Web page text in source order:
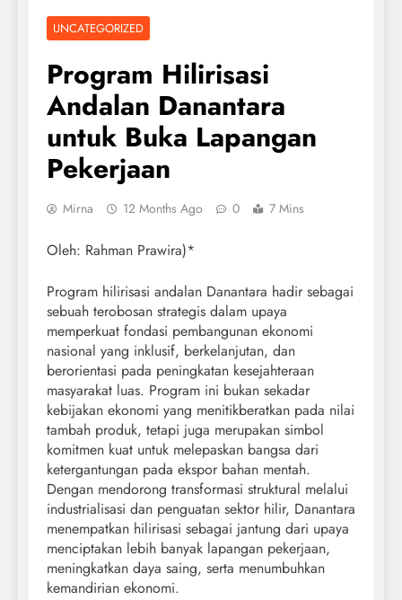
UNCATEGORIZED
Program Hilirisasi
Andalan Danantara
untuk Buka Lapangan
Pekerjaan
Mirna 12 Months Ago 0 7 Mins
Oleh: Rahman Prawira)*
Program hilirisasi andalan Danantara hadir sebagai
sebuah terobosan strategis dalam upaya
memperkuat fondasi pembangunan ekonomi
nasional yang inklusif, berkelanjutan, dan
berorientasi pada peningkatan kesejahteraan
masyarakat luas. Program ini bukan sekadar
kebijakan ekonomi yang menitikberatkan pada nilai
tambah produk, tetapi juga merupakan simbol
komitmen kuat untuk melepaskan bangsa dari
ketergantungan pada ekspor bahan mentah.
Dengan mendorong transformasi struktural melalui
industrialisasi dan penguatan sektor hilir, Danantara
menempatkan hilirisasi sebagai jantung dari upaya
menciptakan lebih banyak lapangan pekerjaan,
meningkatkan daya saing, serta menumbuhkan
kemandirian ekonomi.